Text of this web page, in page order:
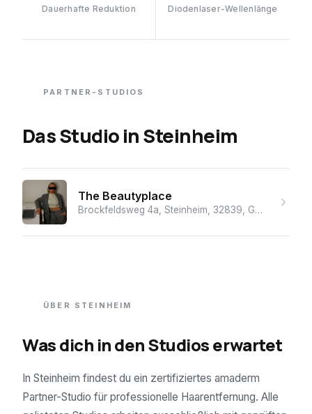
Dauerhafte Reduktion Diodenlaser-Wellenlänge
PARTNER-STUDIOS
Das StudioinSteinheim
The Beautyplace
Brockfeldsweg 4a, Steinheim, 32839, Germany
ÜBER STEINHEIM
Was dich in den Studios erwartet
In Steinheim findest du ein zertifiziertes amaderm
Partner-Studio für professionelle Haarentfernung. Alle